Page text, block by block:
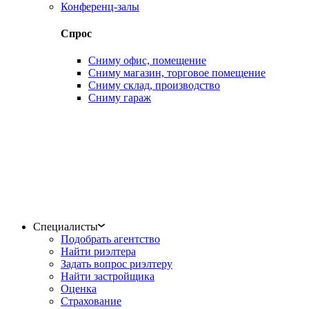
Конференц-залы
Спрос
Сниму офис, помещение
Сниму магазин, торговое помещение
Сниму склад, производство
Сниму гараж
Специалисты
Подобрать агентство
Найти риэлтера
Задать вопрос риэлтеру
Найти застройщика
Оценка
Страхование